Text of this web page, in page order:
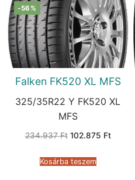
-56%
Falken FK520 XL MFS
325/35R22 Y FK520 XL
MFS
234.937Ft Original
234.937 Ft.
102.875 FtCurrent
Kosárba teszem